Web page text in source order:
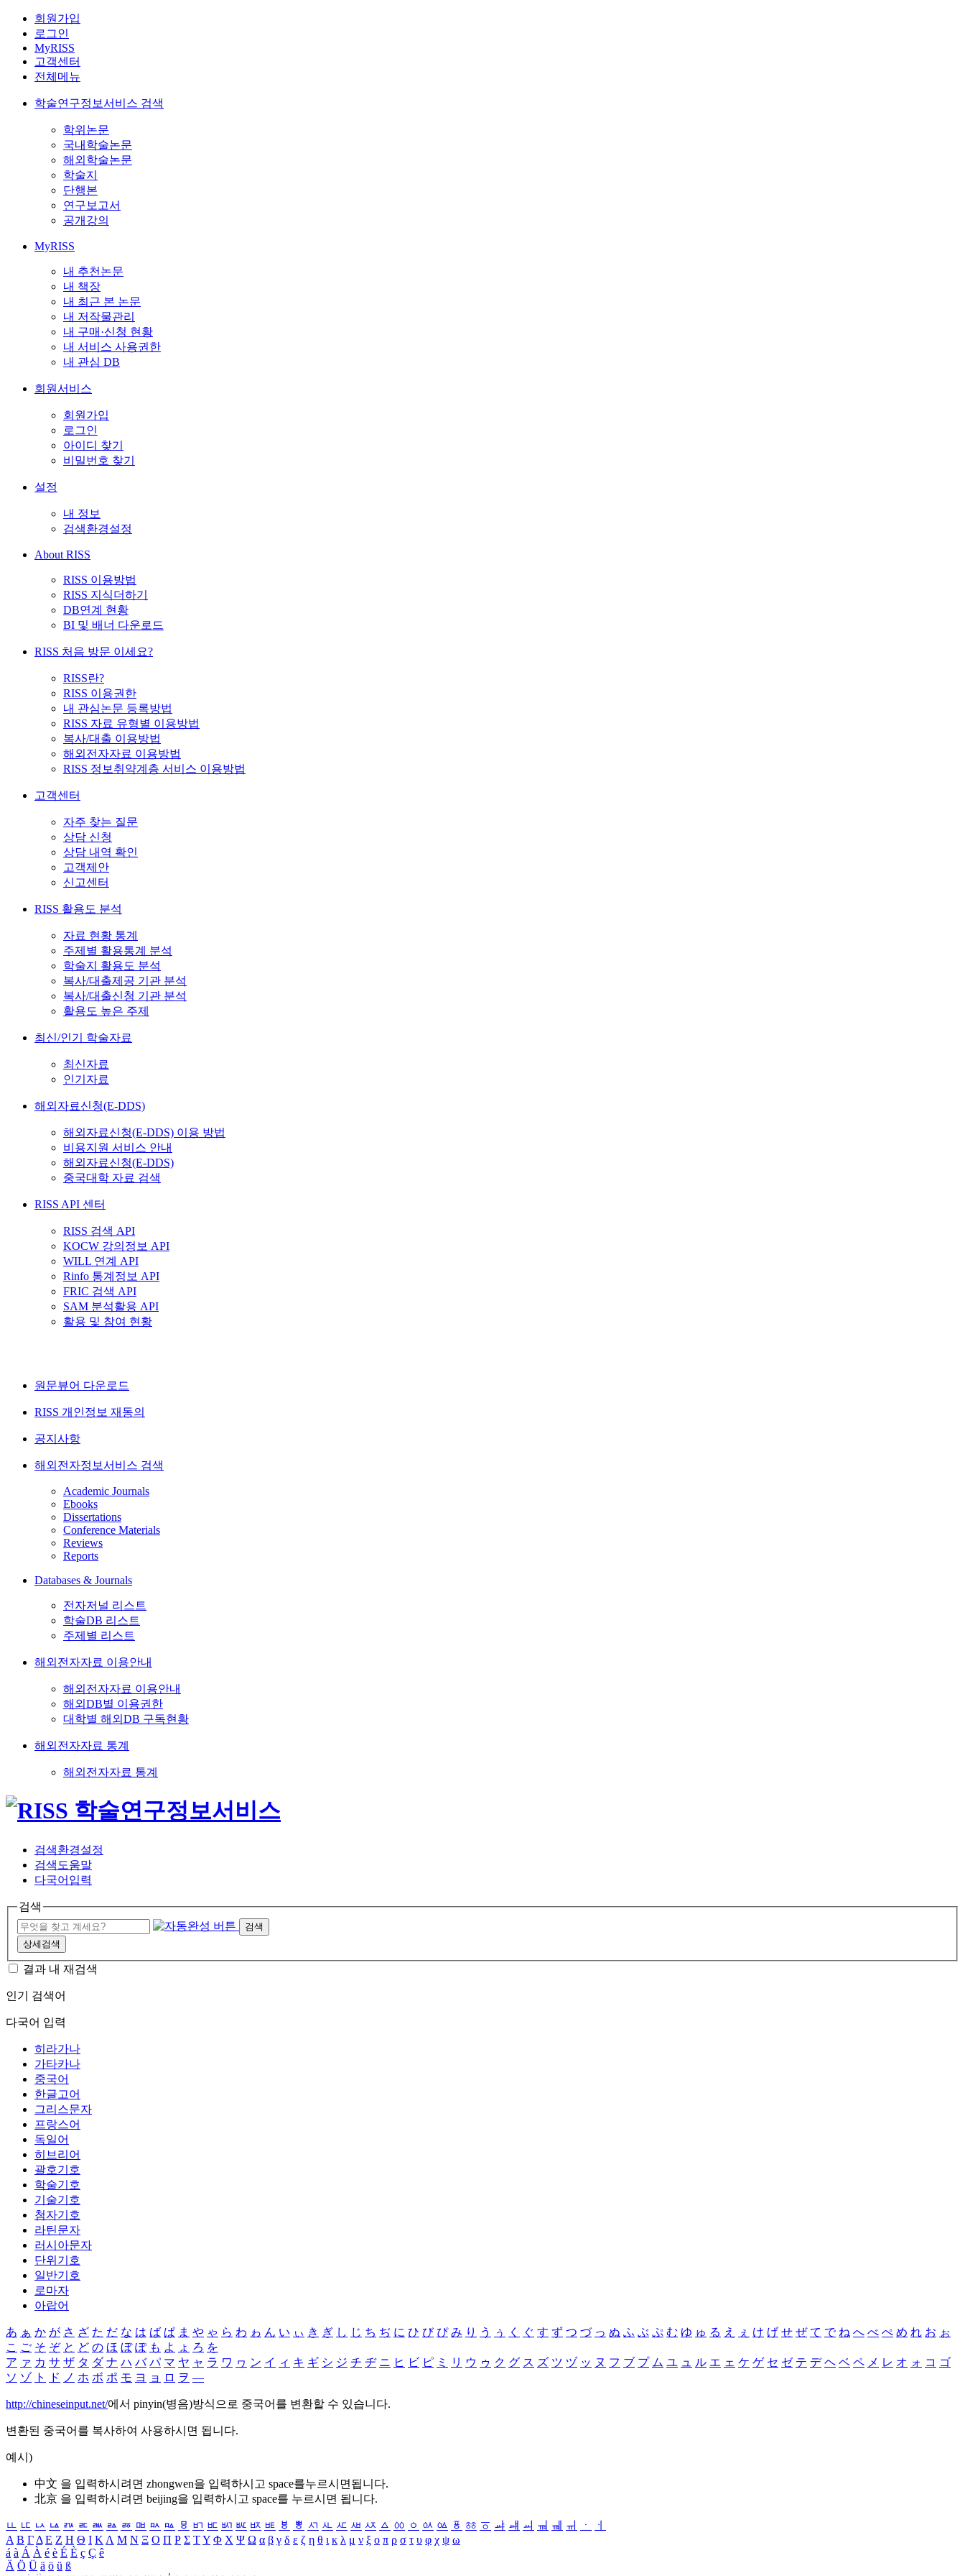
회원가입
로그인
MyRISS
고객센터
전체메뉴
학술연구정보서비스 검색
학위논문
국내학술논문
해외학술논문
학술지
단행본
연구보고서
공개강의
MyRISS
내 추천논문
내 책장
내 최근 본 논문
내 저작물관리
내 구매·신청 현황
내 서비스 사용권한
내 관심 DB
회원서비스
회원가입
로그인
아이디 찾기
비밀번호 찾기
설정
내 정보
검색환경설정
About RISS
RISS 이용방법
RISS 지식더하기
DB연계 현황
BI 및 배너 다운로드
RISS 처음 방문 이세요?
RISS란?
RISS 이용권한
내 관심논문 등록방법
RISS 자료 유형별 이용방법
복사/대출 이용방법
해외전자자료 이용방법
RISS 정보취약계층 서비스 이용방법
고객센터
자주 찾는 질문
상담 신청
상담 내역 확인
고객제안
신고센터
RISS 활용도 분석
자료 현황 통계
주제별 활용통계 분석
학술지 활용도 분석
복사/대출제공 기관 분석
복사/대출신청 기관 분석
활용도 높은 주제
최신/인기 학술자료
최신자료
인기자료
해외자료신청(E-DDS)
해외자료신청(E-DDS) 이용 방법
비용지원 서비스 안내
해외자료신청(E-DDS)
중국대학 자료 검색
RISS API 센터
RISS 검색 API
KOCW 강의정보 API
WILL 연계 API
Rinfo 통계정보 API
FRIC 검색 API
SAM 분석활용 API
활용 및 참여 현황
원문뷰어 다운로드
RISS 개인정보 재동의
공지사항
해외전자정보서비스 검색
Academic Journals
Ebooks
Dissertations
Conference Materials
Reviews
Reports
Databases & Journals
전자저널 리스트
학술DB 리스트
주제별 리스트
해외전자자료 이용안내
해외전자자료 이용안내
해외DB별 이용권한
대학별 해외DB 구독현황
해외전자자료 통계
해외전자자료 통계
검색환경설정
검색도움말
다국어입력
검색
검색
상세검색
결과 내 재검색
인기 검색어
다국어 입력
히라가나
가타카나
중국어
한글고어
그리스문자
프랑스어
독일어
히브리어
괄호기호
학술기호
기술기호
첨자기호
라틴문자
러시아문자
단위기호
일반기호
로마자
아랍어
あ ぁ か が さ ざ た だ な は ば ぱ ま や ゃ ら わ ゎ ん い ぃ き ぎ し じ ち ぢ に ひ び ぴ み り う ぅ く ぐ す ず つ づ っ ぬ ふ ぶ ぷ む ゆ ゅ る え ぇ け げ せ ぜ て で ね へ べ ぺ め れ お ぉ
こ ご そ ぞ と ど の ほ ぼ ぽ も よ ょ ろ を
ア ァ カ サ ザ タ ダ ナ ハ バ パ マ ヤ ャ ラ ワ ヮ ン イ ィ キ ギ シ ジ チ ヂ ニ ヒ ビ ピ ミ リ ウ ゥ ク グ ス ズ ツ ヅ ッ ヌ フ ブ プ ム ユ ュ ル エ ェ ケ ゲ セ ゼ テ デ ヘ ベ ペ メ レ オ ォ コ ゴ
ソ ゾ ト ド ノ ホ ボ ポ モ ヨ ョ ロ ヲ ―
http://chineseinput.net/에서 pinyin(병음)방식으로 중국어를 변환할 수 있습니다.
변환된 중국어를 복사하여 사용하시면 됩니다.
예시)
中文 을 입력하시려면 zhongwen을 입력하시고 space를누르시면됩니다.
北京 을 입력하시려면 beijing을 입력하시고 space를 누르시면 됩니다.
ㅥ ㅦ ㅧ ㅨ ㅩ ㅪ ㅫ ㅬ ㅭ ㅮ ㅯ ㅰ ㅱ ㅲ ㅳ ㅴ ㅵ ㅶ ㅷ ㅸ ㅹ ㅺ ㅻ ㅼ ㅽ ㅾ ㅿ ㆀ ㆁ ㆂ ㆃ ㆄ ㆅ ㆆ ㆇ ㆈ ㆉ ㆊ ㆋ ㆌ ㆍ
ㆎ
Α Β ΓΔ Ε Ζ Η Θ Ι ΚΛ Μ Ν Ξ Ο Π Ρ Σ ΤΥ Φ Χ Ψ Ω α β γ δ ε ζ η θ ι κ λ μ ν ξ ο π ρ σ τ υ φ χ ψ ω
á à Á À é è É È ç Ç ê
Ä Ö Ü ä ö ü ß